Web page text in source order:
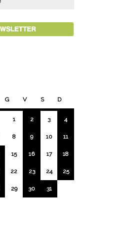
G V S D
1 2 3 4
8 9 10 11
15 16 17 18
22 23 24 25
29 30
31